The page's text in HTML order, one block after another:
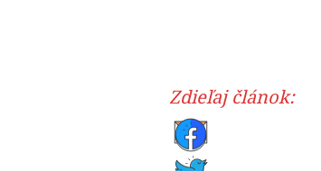
Zdieľaj článok: